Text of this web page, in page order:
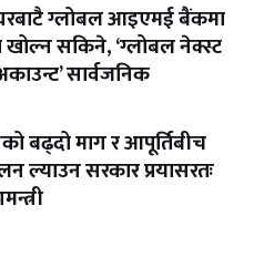
ग्लोबल आइएमई बैंकमा
खोल्न सकिने, ‘ग्लोबल नेक्स्ट
सार्वजनिक
बढ्दो माग र आपूर्तिबीच
ल्याउन सरकार प्रयासरतः